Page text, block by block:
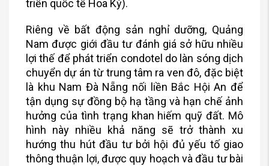
triển quốc tế Hoa Kỳ).
Riêng về bất động sản nghỉ dưỡng, Quảng
Nam được giới đầu tư đánh giá sở hữu nhiều
lợi thế để phát triển condotel do làn sóng dịch
chuyển dự án từ trung tâm ra ven đô, đặc biệt
là khu Nam Đà Nẵng nối liền Bắc Hội An để
tận dụng sự đồng bộ hạ tầng và hạn chế ảnh
hưởng của tình trạng khan hiếm quỹ đất. Mô
hình này nhiều khả năng sẽ trở thành xu
hướng thu hút đầu tư bởi hội đủ yếu tố giao
thông thuận lợi, được quy hoạch và đầu tư bài